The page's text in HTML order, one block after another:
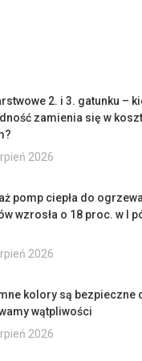
2. i 3. gatunku –
zamienia się w
2026
pomp ciepła do
wzrosła o 18 proc. w I
2026
kolory są bezpieczne
wątpliwości
2026